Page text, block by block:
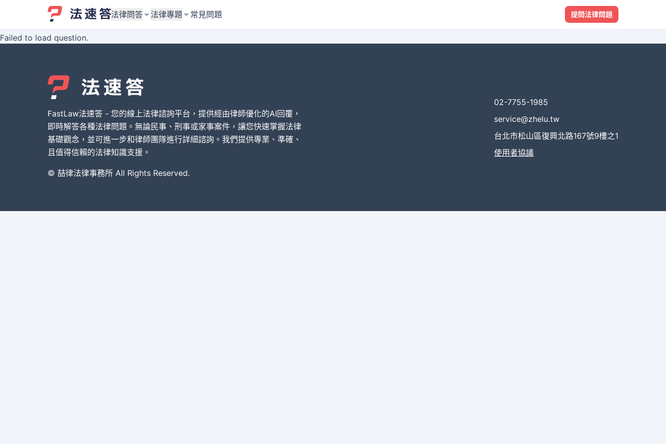
法律問答
婚姻與監護權
債務與債權
刑事犯罪案件
其他案件類型
法律專題
婚姻與監護權
債務與債權
刑事犯罪案件
其他案件類型
常見問題 提問法律問題
Failed to load question.
FastLaw法速答 - 您的線上法律諮詢平台，提供經由律師優化的AI回覆，
即時解答各種法律問題。無論民事、刑事或家事案件，讓您快速掌握法律
基礎觀念，並可進一步和律師團隊進行詳細諮詢。我們提供專業、準確、
且值得信賴的法律知識支援。
© 喆律法律事務所 All Rights Reserved.
02-7755-1985
service@zhelu.tw
台北市松山區復興北路167號9樓之1
使用者協議